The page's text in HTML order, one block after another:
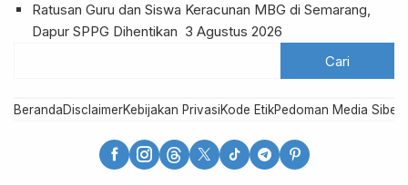
Ratusan Guru dan Siswa Keracunan MBG di Semarang,
Dapur SPPG Dihentikan 3 Agustus 2026
BerandaDisclaimerKebijakan PrivasiKode EtikPedoman Media Siber